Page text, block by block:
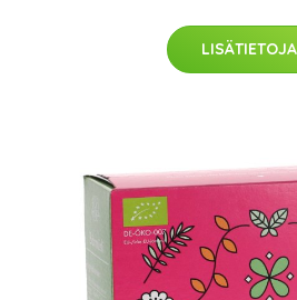
LISÄTIETOJA